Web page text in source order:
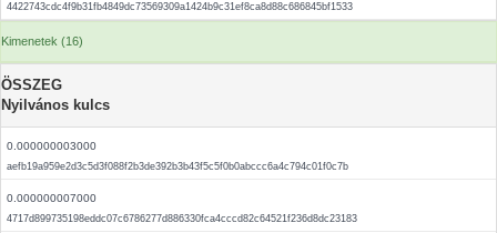
4422743cdc4f9b31fb4849dc73569309a1424b9c31ef8ca8d88c686845bf1533
Kimenetek (16)
ÖSSZEG
Nyilvános kulcs
0.000000003000
aefb19a959e2d3c5d3f088f2b3de392b3b43f5c5f0b0abccc6a4c794c01f0c7b
0.000000007000
4717d899735198eddc07c6786277d886330fca4cccd82c64521f236d8dc23183